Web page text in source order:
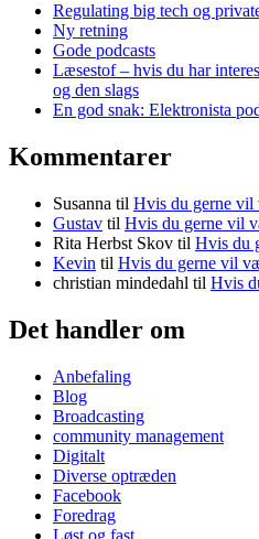
Regulating big tech og
Ny retning
Gode podcasts
Læsestof – hvis du har
og den slags
En god snak: Elektronista
Kommentarer
Susanna til Hvis du gerne vil
Gustav til Hvis du gerne vil
Rita Herbst Skov til Hvis du
Kevin til Hvis du gerne vil
christian mindedahl til Hvis
Det handler om
Anbefaling
Blog
Broadcasting
community management
Digitalt
Diverse optræden
Facebook
Foredrag
Løst og fast